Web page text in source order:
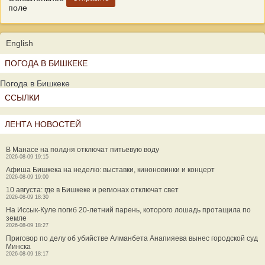
поле
English
ПОГОДА В БИШКЕКЕ
Погода в Бишкеке
ССЫЛКИ
ЛЕНТА НОВОСТЕЙ
В Манасе на полдня отключат питьевую воду
2026-08-09 19:15
Афиша Бишкека на неделю: выставки, киноновинки и концерт
2026-08-09 19:00
10 августа: где в Бишкеке и регионах отключат свет
2026-08-09 18:30
На Иссык-Куле погиб 20-летний парень, которого лошадь протащила по
земле
2026-08-09 18:27
Приговор по делу об убийстве Алманбета Анапияева вынес городской суд
Минска
2026-08-09 18:17